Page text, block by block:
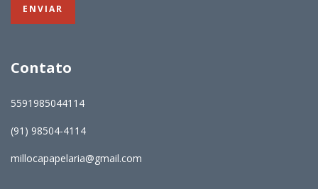
Contato
5591985044114
(91) 98504-4114
millocapapelaria@gmail.com